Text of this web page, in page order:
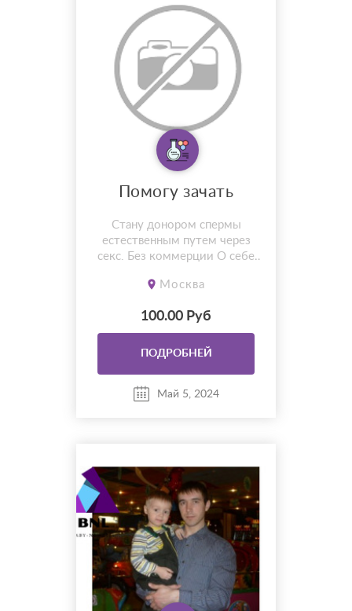
Помогу зачать
Стану донором спермы
естественным путем через
секс. Без коммерции О себе
привычек, полностью здоров,
для связи 89309983404
Москва
100.00 Руб
ПОДРОБНЕЙ
Май 5, 2024